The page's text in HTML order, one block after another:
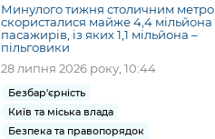
Минулого тижня столичним метро
скористалися майже 4,4 мільйона
пасажирів, із яких 1,1 мільйона –
пільговики
28 липня 2026 року, 10:44
Безбар'єрність
Київ та міська влада
Безпека та правопорядок